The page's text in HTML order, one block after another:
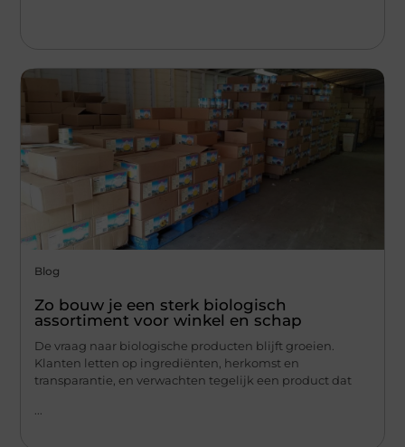
Blog
Zo bouw je een sterk biologisch
assortiment voor winkel en schap
De vraag naar biologische producten blijft groeien.
Klanten letten op ingrediënten, herkomst en
transparantie, en verwachten tegelijk een product dat